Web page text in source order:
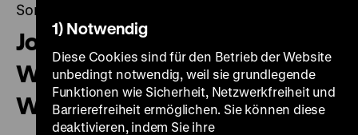
Sonntag, 11. Dezember 2016, 15.00 - 00.00 Uhr
Joulutarina/Wunder einer
Winternacht – Die
Weihnachtsgeschichte
1) Notwendig
Diese Cookies sind für den Betrieb der Website
unbedingt notwendig, weil sie grundlegende
Funktionen wie Sicherheit, Netzwerkfreiheit und
Barrierefreiheit ermöglichen. Sie können diese
deaktivieren, indem Sie ihre